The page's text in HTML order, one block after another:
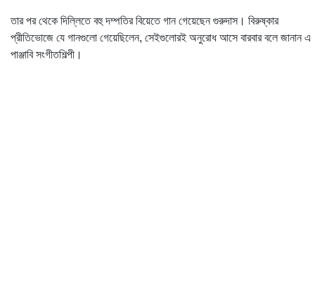
তার পর থেকে দিল্লিতে বহু দম্পতির বিয়েতে গান গেয়েছেন গুরুদাস। বিরুষ্কার
প্রীতিভোজে যে গানগুলো গেয়েছিলেন, সেইগুলোরই অনুরোধ আসে বারবার বলে জানান এ
পাঞ্জাবি সংগীতশিল্পী।